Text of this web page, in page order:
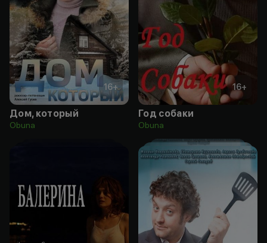
16+
Дом, который
Obuna
16+
Год собаки
Obuna